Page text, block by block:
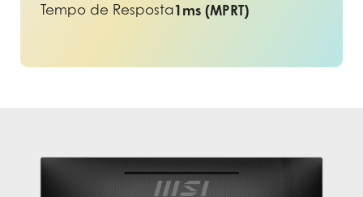
Tempo de Resposta1ms (MPRT)